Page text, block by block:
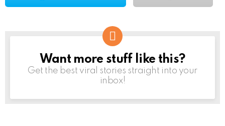
NEWSLETTER
Want more stuff like this?
Get the best viral stories straight into your
inbox!